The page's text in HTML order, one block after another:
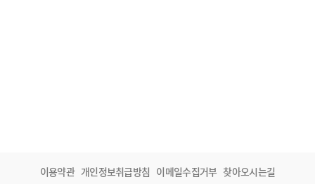
이용약관 개인정보취급방침 이메일수집거부 찾아오시는길